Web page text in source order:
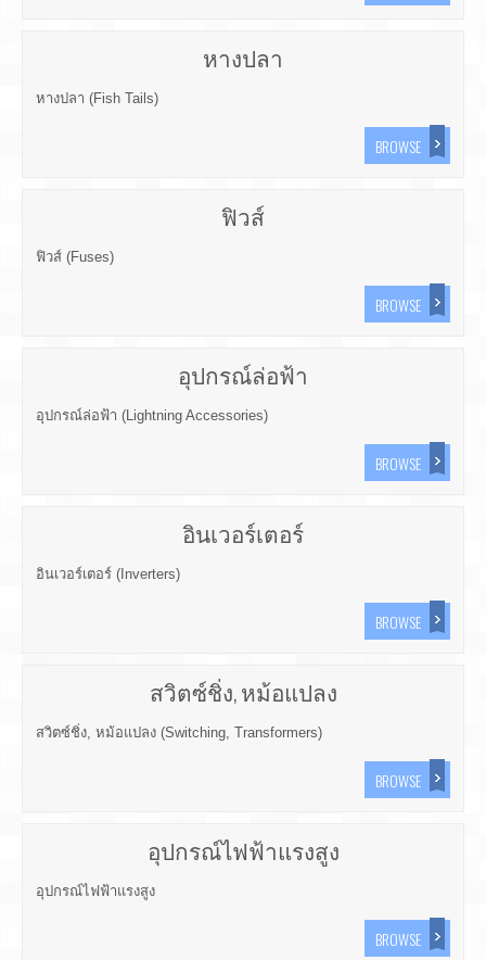
หางปลา
หางปลา (Fish Tails)
BROWSE
ฟิวส์
ฟิวส์ (Fuses)
BROWSE
อุปกรณ์ล่อฟ้า
อุปกรณ์ล่อฟ้า (Lightning Accessories)
BROWSE
อินเวอร์เตอร์
อินเวอร์เตอร์ (Inverters)
BROWSE
สวิตซ์ชิ่ง, หม้อแปลง
สวิตซ์ชิ่ง, หม้อแปลง (Switching, Transformers)
BROWSE
อุปกรณ์ไฟฟ้าแรงสูง
อุปกรณ์ไฟฟ้าแรงสูง
BROWSE